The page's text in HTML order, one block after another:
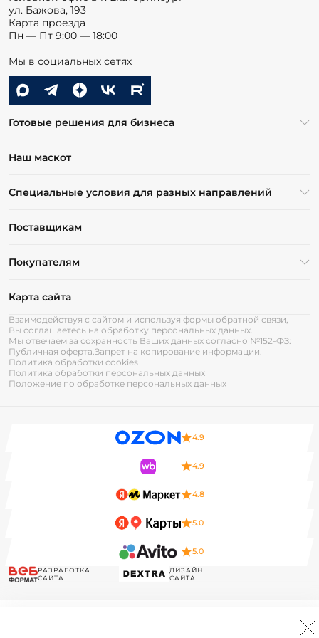
ул. Бажова, 193
Карта проезда
Пн — Пт 9:00 — 18:00
Мы в социальных сетях
Готовые решения для бизнеса
Наш маскот
Специальные условия для разных направлений
Поставщикам
Покупателям
Карта сайта
Взаимодействуя с сайтом и используя формы обратной связи,
Вы соглашаетесь на обработку персональных данных.
Мы отвечаем за сохранность Ваших данных согласно №152-ФЗ:
Публичная оферта. Запрет на копирование информации.
Политика обработки cookies
Политика обработки персональных данных
Положение по обработке персональных данных
4.9
4.9
4.8
5.0
5.0
РАЗРАБОТКА
САЙТА
ДИЗАЙН
САЙТА